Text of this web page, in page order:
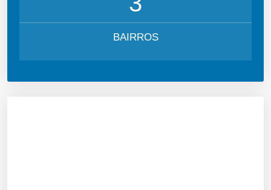
BAIRROS